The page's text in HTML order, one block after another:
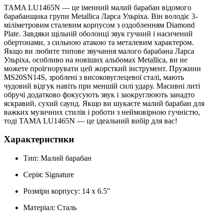
TAMA LU1465N — це іменний малий барабан відомого
барабанщика групи Metallica Ларса Ульріха. Він володіє 3-
міліметровим сталевим корпусом з оздобленням Diamond
Plate. Завдяки щільній оболонці звук гучний і насичений
обертонами, з сильною атакою та металевим характером.
Якщо ви любите типове звучання малого барабана Ларса
Ульріха, особливо на новіших альбомах Metallica, ви не
можете проігнорувати цей жорсткий інструмент. Пружини
MS20SN14S, зроблені з високовуглецевої сталі, мають
чудовий відгук навіть при меншій силі удару. Масивні литі
обручі додатково фокусують звук і заокруглюють занадто
яскравий, сухий саунд. Якщо ви шукаєте малий барабан для
важких музичних стилів і роботи з неймовірною гучністю,
тоді TAMA LU1465N — це ідеальний вибір для вас!
Характеристики
Тип: Малий барабан
Серія: Signature
Розміри корпусу: 14 х 6.5"
Матеріал: Сталь